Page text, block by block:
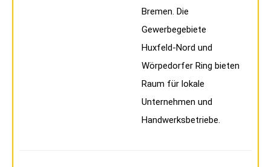
Bremen. Die
Gewerbegebiete
Huxfeld-Nord und
Wörpedorfer Ring bieten
Raum für lokale
Unternehmen und
Handwerksbetriebe.